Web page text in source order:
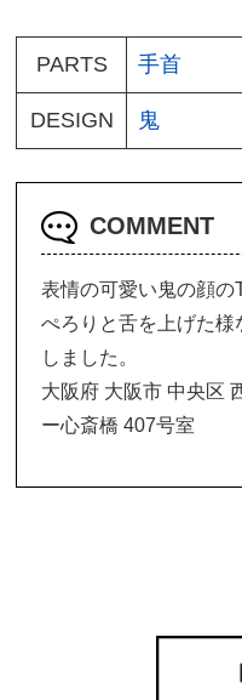
PARTS 手首
DESIGN 鬼
COMMENT
表情の可愛い鬼の顔の
ぺろりと舌を上げた
しました。
大阪府 大阪市 中央区
ー心斎橋 407号室